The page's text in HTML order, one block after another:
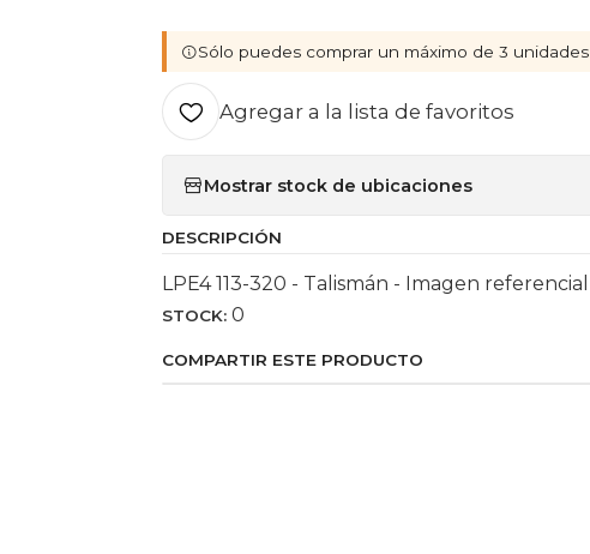
Sólo puedes comprar un máximo de 3 unidades
Agregar a la lista de favoritos
Mostrar stock de ubicaciones
DESCRIPCIÓN
LPE4 113-320 - Talismán - Imagen referencial
STOCK: 0
COMPARTIR ESTE PRODUCTO